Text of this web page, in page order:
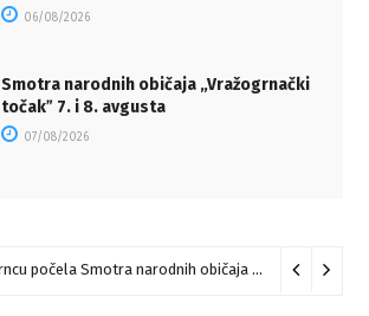
06/08/2026
Smotra narodnih običaja „Vražogrnački
točakˮ 7. i 8. avgusta
07/08/2026
U Vražogrncu počela Smotra narodnih običaja „Vražogrnački točak“